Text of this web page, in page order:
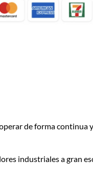
de forma continua
industriales a gran